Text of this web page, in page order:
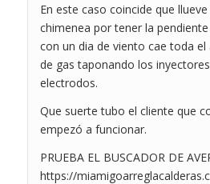
En este caso coincide que
chimenea por tener la
con un dia de viento cae toda
de gas taponando los
electrodos.
Que suerte tubo el cliente que
empezó a funcionar.
PRUEBA EL BUSCADOR DE
https://